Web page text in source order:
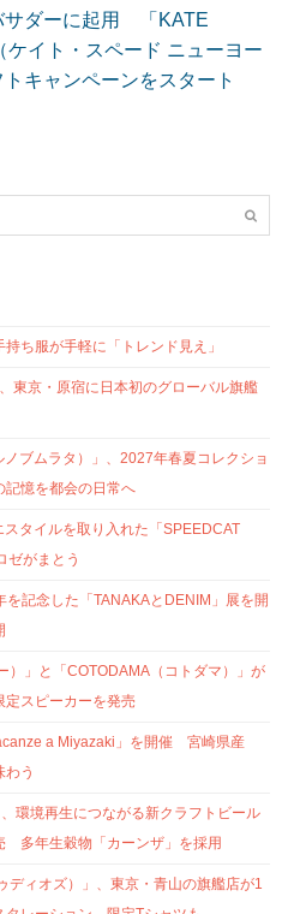
サダーに起用 「KATE
イト・スペード ニューヨー
キャンペーンをスタート
ち服が手軽に「トレンド見え」
東京・原宿に日本初のグローバル旗艦
ノブムラタ）」、2027年春夏コレクショ
憶を都会の日常へ
スタイルを取り入れた「SPEEDCAT
がまとう
記念した「TANAKAとDENIM」展を開
）」と「COTODAMA（コトダマ）」が
スピーカーを発売
a Miyazaki」を開催 宮崎県産
わう
環境再生につながる新クラフトビール
多年生穀物「カーンザ」を採用
ディオズ）」、東京・青山の旗艦店が1